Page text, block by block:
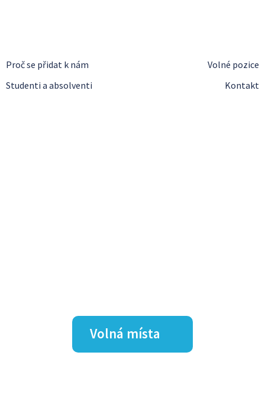
Proč se přidat k nám
Volné pozice
Studenti a absolventi
Kontakt
Volná místa